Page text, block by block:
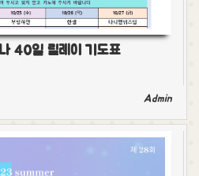
40일 릴레이 기도표
Admin